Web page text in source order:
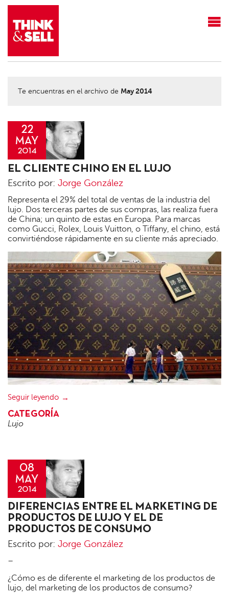
THINK&SELL
Te encuentras en el archivo de May 2014
22
MAY
2014
Jorge
González
EL CLIENTE CHINO EN EL LUJO
Escrito por: Jorge González
Representa el 29% del total de ventas de la industria del
lujo. Dos terceras partes de sus compras, las realiza fuera
de China; un quinto de estas en Europa. Para marcas
como Gucci, Rolex, Louis Vuitton, o Tiffany, el chino, está
convirtiéndose rápidamente en su cliente más apreciado.
Seguir leyendo
CATEGORÍA
Lujo
08
MAY
2014
Jorge
González
DIFERENCIAS ENTRE EL MARKETING DE
PRODUCTOS DE LUJO Y EL DE
PRODUCTOS DE CONSUMO
Escrito por: Jorge González
–
¿Cómo es de diferente el marketing de los productos de
lujo, del marketing de los productos de consumo?